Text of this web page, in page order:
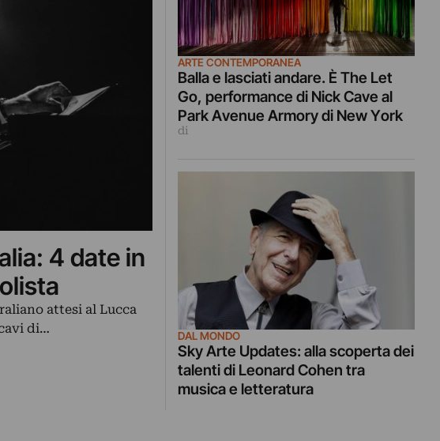
4 date in
attesi al Lucca
di…
ARTE CONTEMPORANEA
Balla e lasciati andare. È The Let
Go, performance di Nick Cave al
Park Avenue Armory di New York
di
DAL MONDO
Sky Arte Updates: alla scoperta dei
talenti di Leonard Cohen tra
musica e letteratura